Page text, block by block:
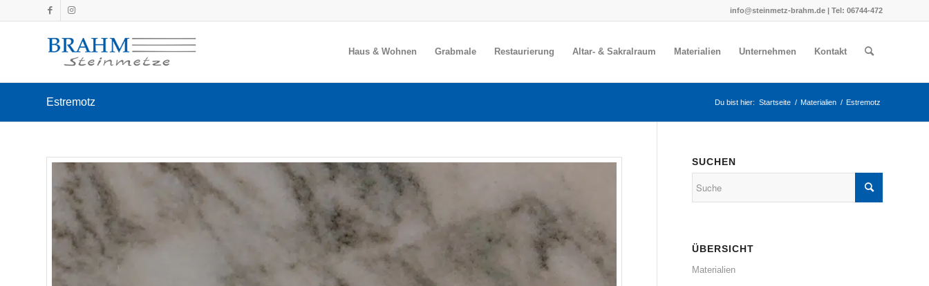
info@steinmetz-brahm.de | Tel: 06744-472
Haus & Wohnen Grabmale Restaurierung Altar- & Sakralraum Materialien Unternehmen Kontakt
Estremotz Du bist hier: Startseite / Materialien / Estremotz
SUCHEN
ÜBERSICHT
Materialien